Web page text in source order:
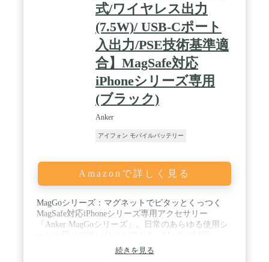
式/ワイヤレス出力
(7.5W)/ USB-Cポート
入出力/PSE技術基準適
合】MagSafe対応
iPhoneシリーズ専用
(ブラック)
Anker
アイフォン モバイルバッテリー
Amazonで詳しく見る
MagGoシリーズ：マグネットでピタッとくっつく
MagSafe対応iPhoneシリーズ専用アクセサリー
「Anker MagGoシリーズ」。日常のあらゆる使用シ
iPhoneに最適な製品シリーズです。 / 家でも外出先
でも：家の中ではスタンドを利用してマグネット式
続きを見る